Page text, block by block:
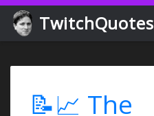
TwitchQuotes
📝📈 The